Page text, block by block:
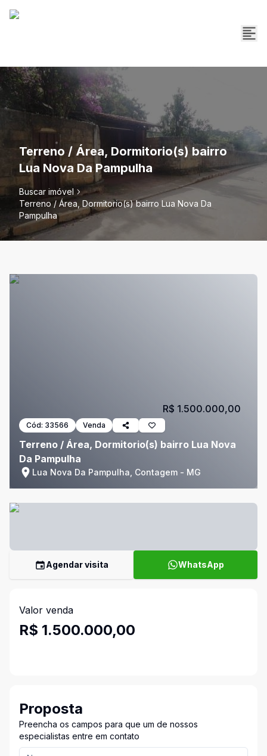
Terreno / Área, Dormitorio(s) bairro
Lua Nova Da Pampulha
Buscar imóvel
Terreno / Área, Dormitorio(s) bairro Lua Nova Da
Pampulha
Cód: 33566 Venda
Terreno / Área, Dormitorio(s) bairro Lua Nova
Da Pampulha
Lua Nova Da Pampulha, Contagem - MG
R$ 1.500.000,00
Agendar visita WhatsApp
Valor venda
R$ 1.500.000,00
Proposta
Preencha os campos para que um de nossos
especialistas entre em contato